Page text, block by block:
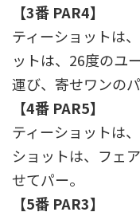
【3番 PAR4】
ティーショットは
ットは、26度のユ
運び、寄せワンのパ
【4番 PAR5】
ティーショットは
ショットは、フェ
せてパー。
【5番 PAR3】